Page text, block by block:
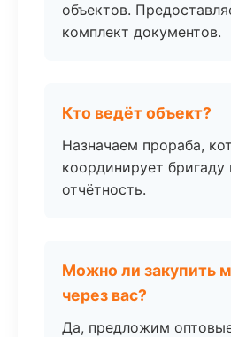
объектов.
комплект документов.
Кто ведёт объект?
Назначаем прораба,
координирует бригаду
отчётность.
Можно ли закупить
через вас?
Да, предложим